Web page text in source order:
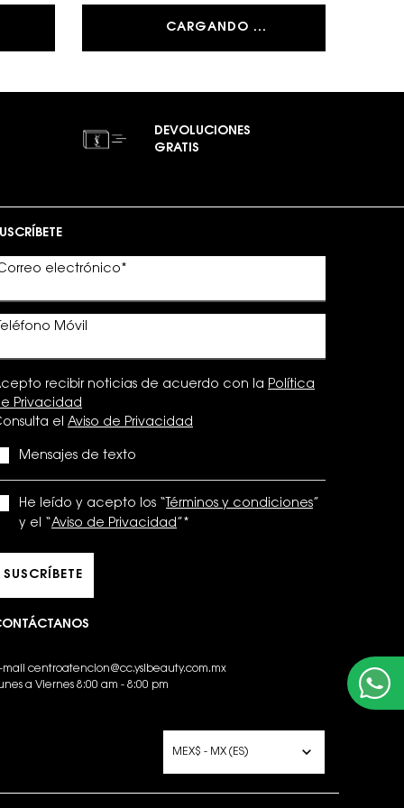
CARGANDO ...
DEVOLUCIONES
GRATIS
electrónico *
Móvil
recibir noticias de acuerdo con la Política
Privacidad
el Aviso de Privacidad
Mensajes de texto
He leído y acepto los “ Términos y condiciones
y el “ Aviso de Privacidad *
SUSCRÍBETE
mail centroatencion@cc.yslbeauty.com.mx
a Viernes 8:00 am - 8:00 pm
MEX$ - MX (ES)